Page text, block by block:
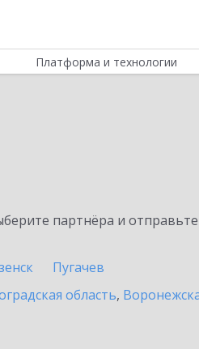
Платформа и технологии
партнёра и
Пугачев
область,